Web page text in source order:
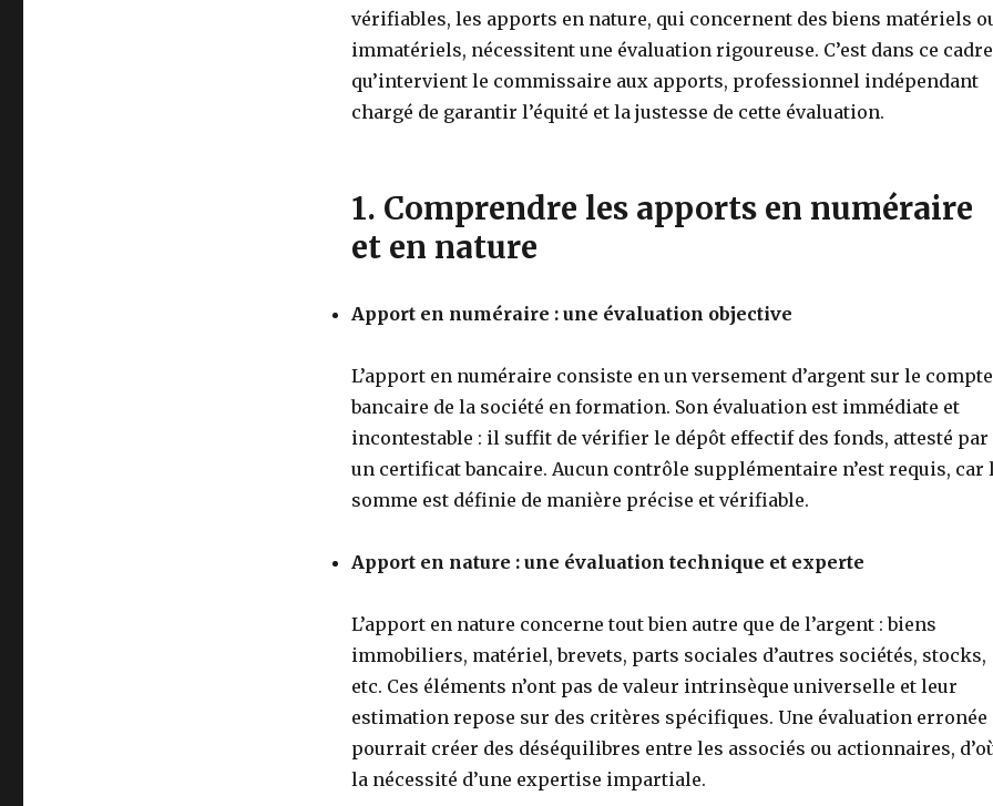
vérifiables, les apports en nature, qui concernent des biens matériels
immatériels, nécessitent une évaluation rigoureuse. C’est dans ce cadre
qu’intervient le commissaire aux apports, professionnel indépendant
chargé de garantir l’équité et la justesse de cette évaluation.
1. Comprendre les apports en numéraire
et en nature
Apport en numéraire : une évaluation objective
L’apport en numéraire consiste en un versement d’argent sur le compte
bancaire de la société en formation. Son évaluation est immédiate et
incontestable : il suffit de vérifier le dépôt effectif des fonds, attesté par
un certificat bancaire. Aucun contrôle supplémentaire n’est requis, car
somme est définie de manière précise et vérifiable.
Apport en nature : une évaluation technique et experte
L’apport en nature concerne tout bien autre que de l’argent : biens
immobiliers, matériel, brevets, parts sociales d’autres sociétés, stocks,
etc. Ces éléments n’ont pas de valeur intrinsèque universelle et leur
estimation repose sur des critères spécifiques. Une évaluation erronée
pourrait créer des déséquilibres entre les associés ou actionnaires,
la nécessité d’une expertise impartiale.